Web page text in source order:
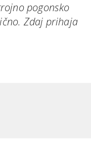
pogonsko
Zdaj prihaja